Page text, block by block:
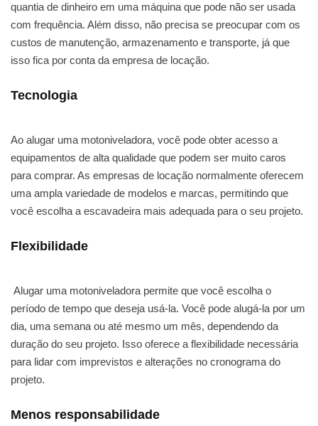
quantia de dinheiro em uma máquina que pode não ser usada
com frequência. Além disso, não precisa se preocupar com os
custos de manutenção, armazenamento e transporte, já que
isso fica por conta da empresa de locação.
Tecnologia
Ao alugar uma motoniveladora, você pode obter acesso a
equipamentos de alta qualidade que podem ser muito caros
para comprar. As empresas de locação normalmente oferecem
uma ampla variedade de modelos e marcas, permitindo que
você escolha a escavadeira mais adequada para o seu projeto.
Flexibilidade
Alugar uma motoniveladora permite que você escolha o
período de tempo que deseja usá-la. Você pode alugá-la por um
dia, uma semana ou até mesmo um mês, dependendo da
duração do seu projeto. Isso oferece a flexibilidade necessária
para lidar com imprevistos e alterações no cronograma do
projeto.
Menos responsabilidade